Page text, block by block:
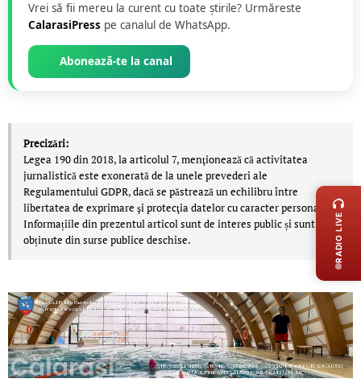
Vrei să fii mereu la curent cu toate știrile? Urmăreste
CalarasiPress pe canalul de WhatsApp.
Abonează-te la canal
Precizări:
Legea 190 din 2018, la articolul 7, menţionează că activitatea
jurnalistică este exonerată de la unele prevederi ale
Regulamentului GDPR, dacă se păstrează un echilibru între
libertatea de exprimare şi protecţia datelor cu caracter personal.
Informațiile din prezentul articol sunt de interes public și sunt
obținute din surse publice deschise.
RADIO LIVE